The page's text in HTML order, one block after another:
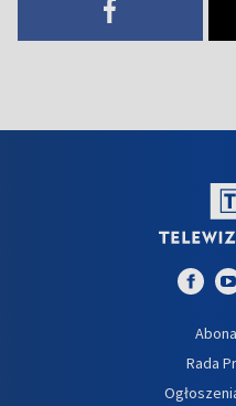
Rada